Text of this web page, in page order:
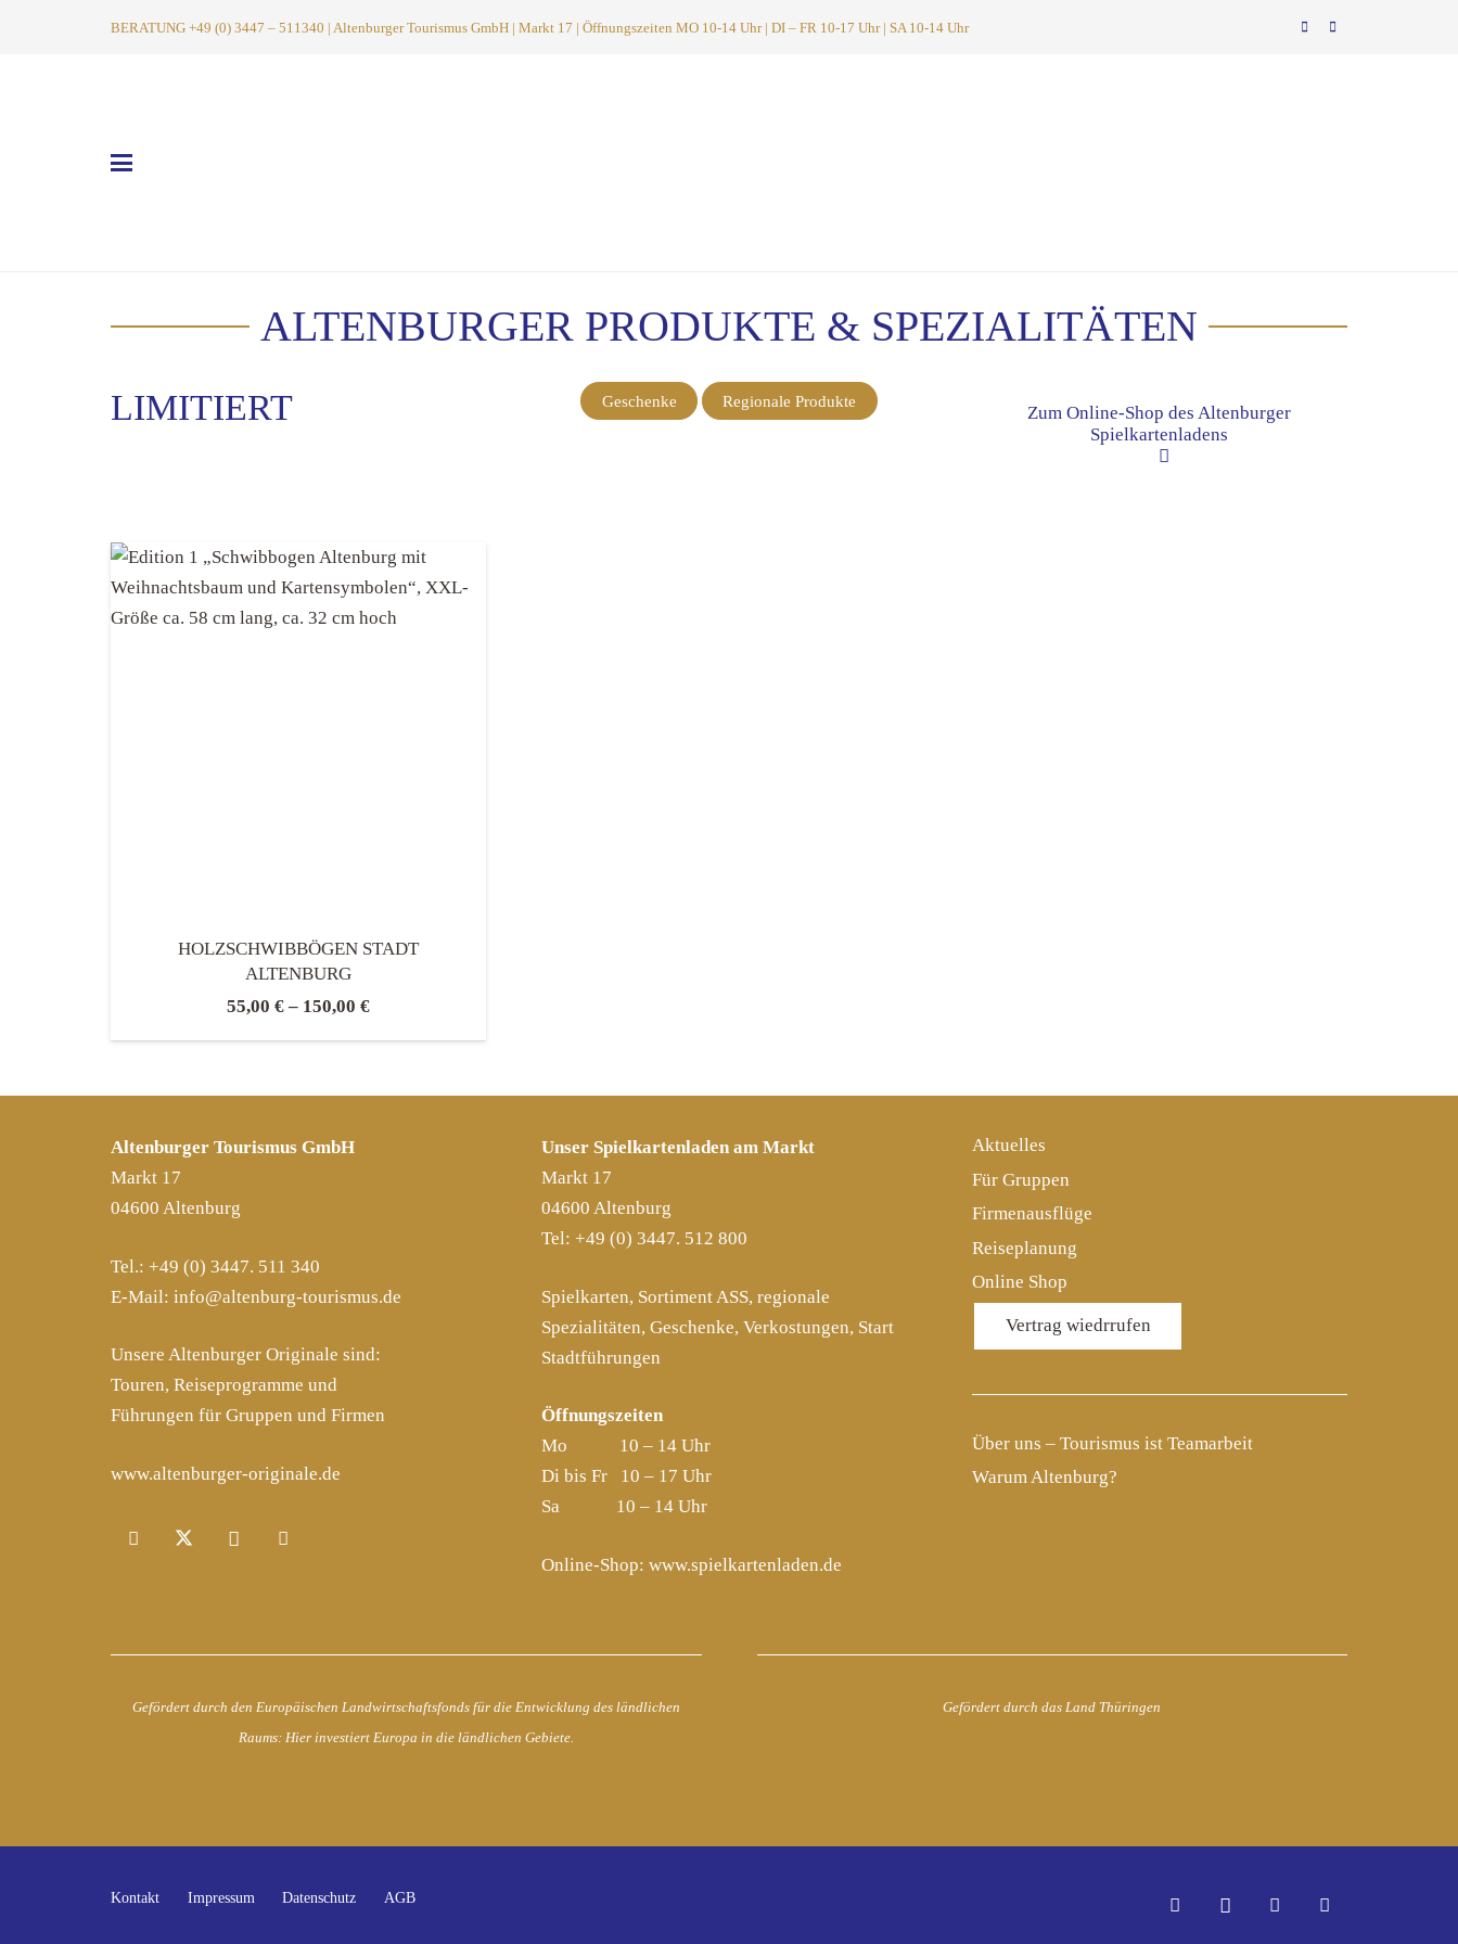
BERATUNG +49 (0) 3447 – 511340 | Altenburger Tourismus GmbH | Markt 17 | Öffnungszeiten MO 10-14 Uhr | DI – FR 10-17 Uhr | SA 10-14 Uhr
ALTENBURGER PRODUKTE & SPEZIALITÄTEN
LIMITIERT Geschenke Regionale Produkte
Zum Online-Shop des Altenburger
Spielkartenladens
HOLZSCHWIBBÖGEN STADT
ALTENBURG
55,00 € – 150,00 €
Altenburger Tourismus GmbH
Markt 17
04600 Altenburg
Tel.: +49 (0) 3447. 511 340
E-Mail: info@altenburg-tourismus.de
Unsere Altenburger Originale sind:
Touren, Reiseprogramme und
Führungen für Gruppen und Firmen
www.altenburger-originale.de
Unser Spielkartenladen am Markt
Markt 17
04600 Altenburg
Tel: +49 (0) 3447. 512 800
Spielkarten, Sortiment ASS, regionale
Spezialitäten, Geschenke, Verkostungen, Start
Stadtführungen
Öffnungszeiten
Mo 10 – 14 Uhr
Di bis Fr 10 – 17 Uhr
Sa 10 – 14 Uhr
Online-Shop: www.spielkartenladen.de
Aktuelles
Für Gruppen
Firmenausflüge
Reiseplanung
Online Shop
Vertrag wiedrrufen
Über uns – Tourismus ist Teamarbeit
Warum Altenburg?
Gefördert durch den Europäischen Landwirtschaftsfonds für die Entwicklung des ländlichen
Raums: Hier investiert Europa in die ländlichen Gebiete.
Gefördert durch das Land Thüringen
Kontakt Impressum Datenschutz AGB